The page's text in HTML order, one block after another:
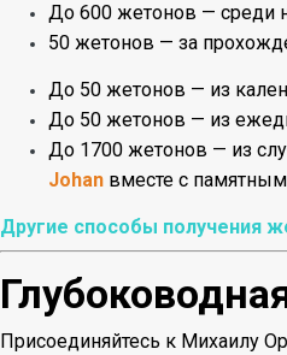
До 600 жетонов — среди
50 жетонов — за
До 50 жетонов — из
До 50 жетонов — из
До 1700 жетонов — из
Johan вместе с
Другие способы получения
Присоединяйтесь к Михаилу